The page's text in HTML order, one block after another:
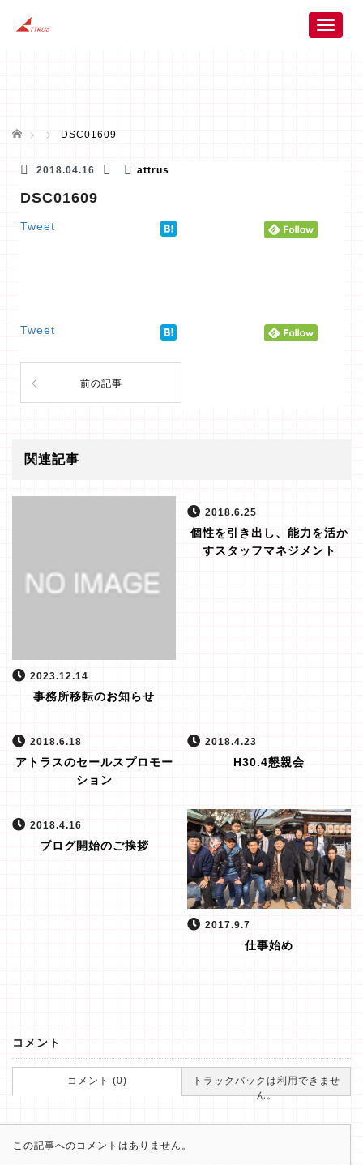
T
ホーム DSC01609
2018.04.16 attrus
DSC01609
Tweet
Tweet
前の記事
関連記事
2023.12.14
事務所移転のお知らせ
2018.6.25
個性を引き出し、能力を活か
すスタッフマネジメント
2018.6.18
アトラスのセールスプロモー
ション
2018.4.23
H30.4懇親会
2018.4.16
ブログ開始のご挨拶
2017.9.7
仕事始め
コメント
コメント (0)
トラックバックは利用できませ
ん。
この記事へのコメントはありません。